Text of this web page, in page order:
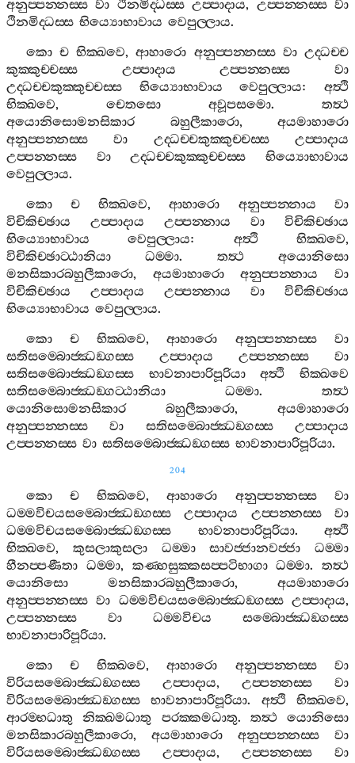
අනුප‍්පන‍්නස‍්ස වා ථිනමිද‍්ධස‍්ස උප‍්පාදාය, උප‍්පන‍්නස‍්ස වා
ථිනමිද‍්ධස‍්ස භිය්‍යොභාවාය වෙපුල‍්ලාය.
කො ච භික‍්ඛවෙ,ආහාරො අනුප‍්පන‍්නස‍්ස වා උද‍්ධච‍්ච
කුක‍්කුච‍්චස‍්ස
උප‍්පාදාය උප‍්පන‍්නස‍්ස
වා
උද‍්ධච‍්චකුක‍්කුච‍්චස‍්ස
භිය්‍යොභාවාය වෙපුල‍්ලාය:අත්‍ථි
භික‍්ඛවෙ, චෙතසො අවූපසමො. තත්‍ථ
අයොනිසොමනසිකාර
බහුලීකාරො, අයමාහාරො
අනුප‍්පන‍්නස‍්ස
වා උද‍්ධච‍්චකුක‍්කුච‍්චස‍්ස
උප‍්පාදාය
උප‍්පන‍්නස‍්ස
වා උද‍්ධච‍්චකුක‍්කුච‍්චස‍්ස
භිය්‍යොභාවාය
වෙපුල‍්ලාය.
කො
ච භික‍්ඛවෙ,ආහාරො අනුප‍්පන‍්නාය
වා
විචිකිච‍්ඡාය
උප‍්පාදාය උප‍්පන‍්නාය වා
විචිකිච‍්ඡාය
භිය්‍යොභාවාය
වෙපුල‍්ලාය: අත්‍ථි භික‍්ඛවෙ,
විචිකිච‍්ඡාට‍්ඨානියා
ධම‍්මා. තත්‍ථ
අයොනිසො
මනසිකාරබහුලීකාරො, අයමාහාරො අනුප‍්පන‍්නාය
වා
විචිකිච‍්ඡාය
උප‍්පාදාය උප‍්පන‍්නාය වා
විචිකිච‍්ඡාය
භිය්‍යොභාවාය වෙපුල‍්ලාය.
කො
ච භික‍්ඛවෙ,ආහාරො අනුප‍්පන‍්නස‍්ස
වා
සතිසම‍්බොජ‍්ඣඞ‍්ගස‍්ස
උප‍්පාදාය උප‍්පන‍්නස‍්ස
වා
සතිසම‍්බොජ‍්ඣඞ‍්ගස‍්ස
භාවනාපාරිපූරියා අත්‍ථි
භික‍්ඛවෙ
සතිසම‍්බොජ‍්ඣඞ‍්ගට‍්ඨානියා
ධම‍්මා. තත්‍ථ
යොනිසොමනසිකාර
බහුලීකාරො, අයමාහාරො
අනුප‍්පන‍්නස‍්ස
වා සතිසම‍්බොජ‍්ඣඞ‍්ගස‍්ස
උප‍්පාදාය
උප‍්පන‍්නස‍්ස වා සතිසම‍්බොජ‍්ඣඞ‍්ගස‍්ස භාවනාපාරිපූරියා.
204
කො ච භික‍්ඛවෙ,ආහාරො අනුප‍්පන‍්නස‍්ස
වා
ධම‍්මවිචයසම‍්බොජ‍්ඣඞ‍්ගස‍්ස
උප‍්පාදාය උප‍්පන‍්නස‍්ස
වා
ධම‍්මවිචයසම‍්බොජ‍්ඣඞ‍්ගස‍්ස
භාවනාපාරිපූරියා. අත්‍ථි
භික‍්ඛවෙ, කුසලාකුසලා ධම‍්මා සාවජ‍්ජානවජ‍්ජා
ධම‍්මා
හීනප‍්පණීතා ධම‍්මා, කණ‍්හසුක‍්කසප‍්පටිභාගා ධම‍්මා. තත්‍ථ
යොනිසො
මනසිකාරබහුලීකාරො, අයමාහාරො
අනුප‍්පන‍්නස‍්ස වා ධම‍්මවිචයසම‍්බොජ‍්ඣඞ‍්ගස‍්ස උප‍්පාදාය,
උප‍්පන‍්නස‍්ස
වා ධම‍්මවිචය
සම‍්බොජ‍්ඣඞ‍්ගස‍්ස
භාවනාපාරිපූරියා.
කො
ච භික‍්ඛවෙ,ආහාරො අනුප‍්පන‍්නස‍්ස
වා
විරියසම‍්බොජ‍්ඣඞ‍්ගස‍්ස
උප‍්පාදාය, උප‍්පන‍්නස‍්ස
වා
විරියසම‍්බොජ‍්ඣඞ‍්ගස‍්ස
භාවනාපාරිපූරියා. අත්‍ථි භික‍්ඛවෙ,
ආරම‍්භධාතු
නික‍්ඛමධාතු පරක‍්කමධාතු. තත්‍ථ
යොනිසො
මනසිකාරබහුලීකාරො, අයමාහාරො අනුප‍්පන‍්නස‍්ස
වා
විරියසම‍්බොජ‍්ඣඞ‍්ගස‍්ස
උප‍්පාදාය, උප‍්පන‍්නස‍්ස වා